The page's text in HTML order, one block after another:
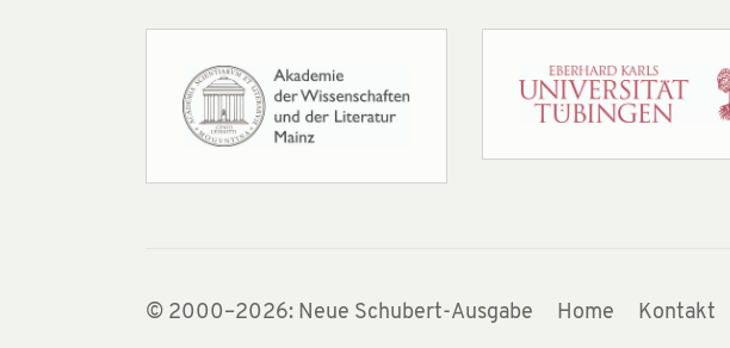
© 2000–2026: Neue Schubert-Ausgabe Home Kontakt